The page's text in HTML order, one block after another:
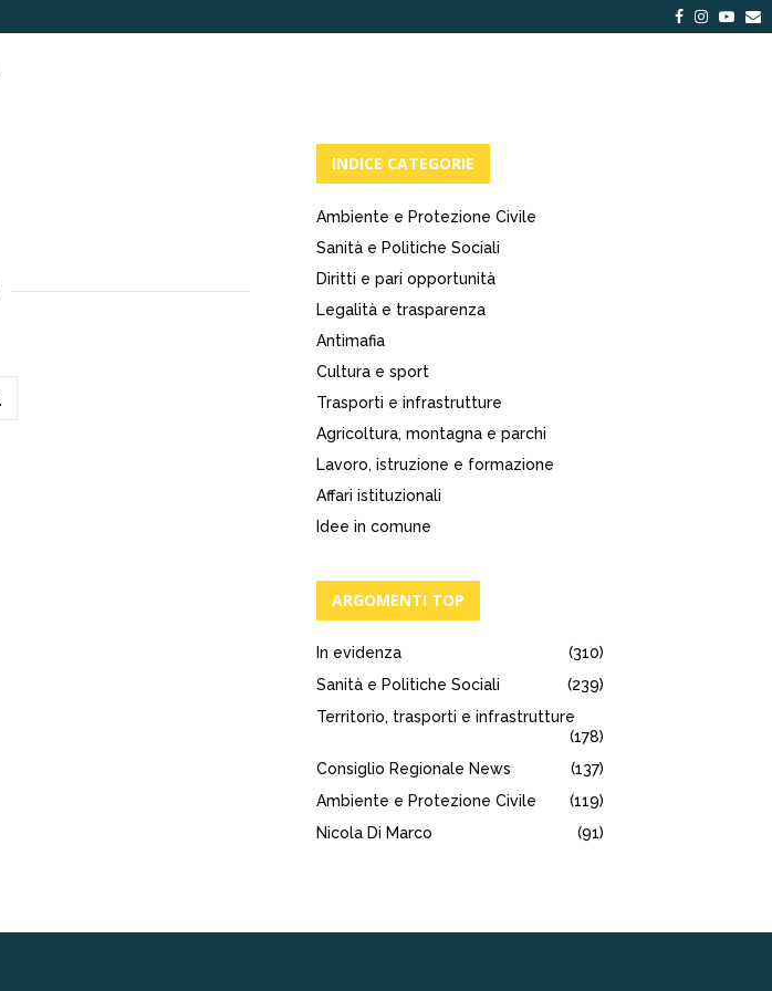
Facebook
INDICE CATEGORIE
Ambiente e Protezione Civile
Sanità e Politiche Sociali
Diritti e pari opportunità
Legalità e trasparenza
Antimafia
Cultura e sport
Trasporti e infrastrutture
Agricoltura, montagna e parchi
Lavoro, istruzione e formazione
Affari istituzionali
Idee in comune
ARGOMENTI TOP
In evidenza
(310)
Sanità e Politiche Sociali
(239)
Territorio, trasporti e infrastrutture
(178)
Consiglio Regionale News
(137)
Ambiente e Protezione Civile
(119)
Nicola Di Marco
(91)